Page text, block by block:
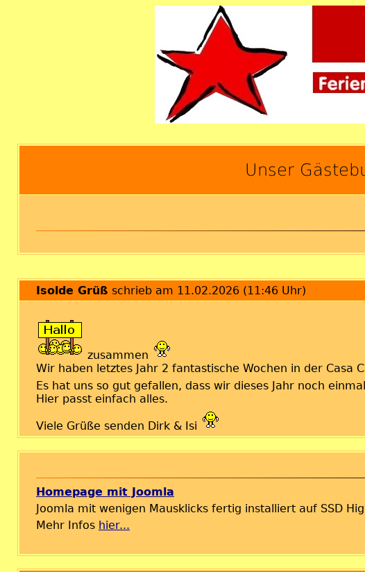
Unser
Isolde Grüß schrieb am 11.02.2026 (11:46 Uhr)
zusammen
Wir haben letztes Jahr 2 fantastische Wochen in der Casa
Es hat uns so gut gefallen, dass wir dieses Jahr noch
Hier passt einfach alles.
Viele Grüße senden Dirk & Isi
Homepage mit Joomla
Joomla mit wenigen Mausklicks fertig installiert auf SSD
Mehr Infos hier...